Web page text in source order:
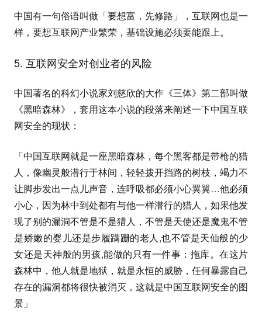
中国有一句俗语叫做「要想富，先修路」，互联网也是一
样，要想互联网产业繁荣，基础设施必须要能跟上。
5. 互联网安全对创业者的风险
中国著名的科幻小说家刘慈欣的大作《三体》第二部叫做
《黑暗森林》，套用这本小说的段落来阐述一下中国互联
网安全的现状：
「中国互联网就是一座黑暗森林，每个黑客都是带枪的猎
人，像幽灵般潜行于林间，轻轻拨开挡路的树枝，竭力不
让脚步发出一点儿声音，连呼吸都必须小心翼翼…他必须
小心，因为林中到处都有与他一样潜行的猎人，如果他发
现了别的漏洞不管是不是猎人，不管是天使还是魔鬼不管
是娇嫩的婴儿还是步履蹒跚的老人,也不管是天仙般的少
女还是天神般的男孩,能做的只有一件事：拖库。在这片
森林中，他人就是地狱，就是永恒的威胁，任何暴露自己
存在的漏洞都将很快被消灭，这就是中国互联网安全的图
景」